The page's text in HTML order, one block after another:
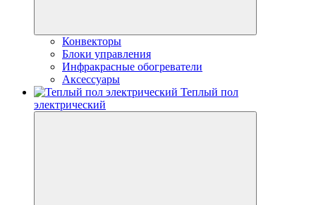
Конвекторы
Блоки управления
Инфракрасные обогреватели
Аксессуары
Теплый пол
электрический